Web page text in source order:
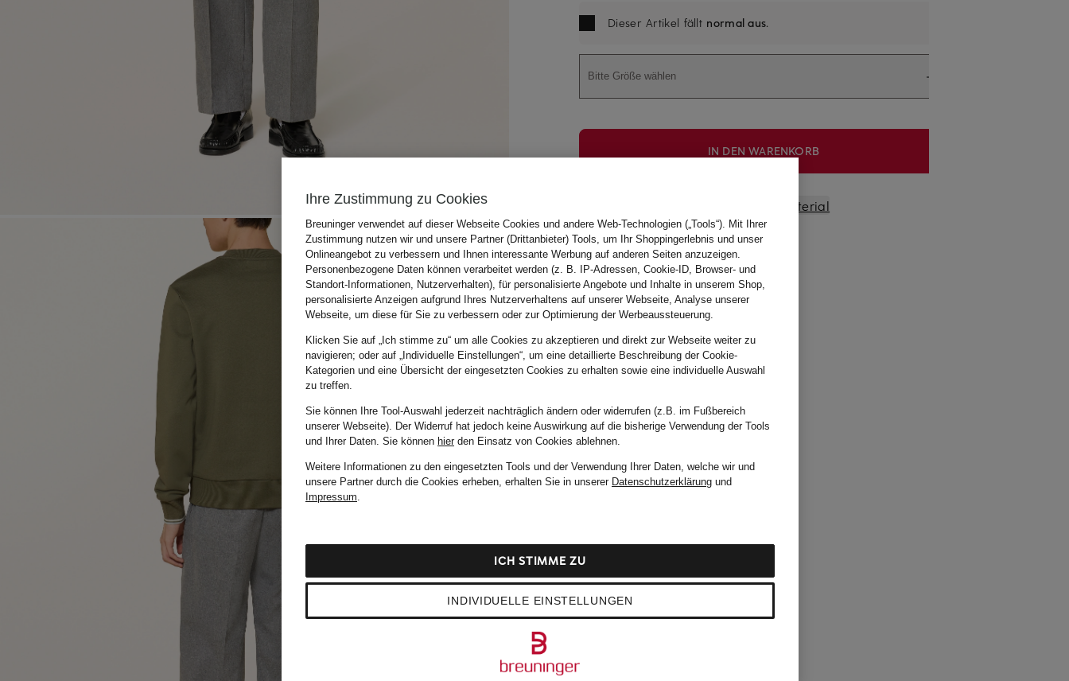
Dieser Artikel fällt normal aus.
Bitte Größe wählen
IN DEN WARENKORB
Zu Beschreibung, Passform und Material
Ihre Zustimmung zu Cookies
Breuninger verwendet auf dieser Webseite Cookies und andere Web-Technologien („Tools“). Mit Ihrer
Zustimmung nutzen wir und unsere Partner (Drittanbieter) Tools, um Ihr Shoppingerlebnis und unser
Onlineangebot zu verbessern und Ihnen interessante Werbung auf anderen Seiten anzuzeigen.
Personenbezogene Daten können verarbeitet werden (z. B. IP-Adressen, Cookie-ID, Browser- und
Standort-Informationen, Nutzerverhalten), für personalisierte Angebote und Inhalte in unserem Shop,
personalisierte Anzeigen aufgrund Ihres Nutzerverhaltens auf unserer Webseite, Analyse unserer
Webseite, um diese für Sie zu verbessern oder zur Optimierung der Werbeaussteuerung.
Klicken Sie auf „Ich stimme zu“ um alle Cookies zu akzeptieren und direkt zur Webseite weiter zu
navigieren; oder auf „Individuelle Einstellungen“, um eine detaillierte Beschreibung der Cookie-
Kategorien und eine Übersicht der eingesetzten Cookies zu erhalten sowie eine individuelle Auswahl
zu treffen.
Sie können Ihre Tool-Auswahl jederzeit nachträglich ändern oder widerrufen (z.B. im Fußbereich
unserer Webseite). Der Widerruf hat jedoch keine Auswirkung auf die bisherige Verwendung der Tools
und Ihrer Daten. Sie können hierden Einsatz von Cookies ablehnen.
Weitere Informationen zu den eingesetzten Tools und der Verwendung Ihrer Daten, welche wir und
unsere Partner durch die Cookies erheben, erhalten Sie in unserer Datenschutzerklärung und
Impressum.
INDIVIDUELLE EINSTELLUNGEN
ICH STIMME ZU